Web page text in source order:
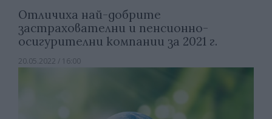
Отличиха най-добрите
застрахователни и пенсионно-
осигурителни компании за 2021 г.
20.05.2022 / 16:00